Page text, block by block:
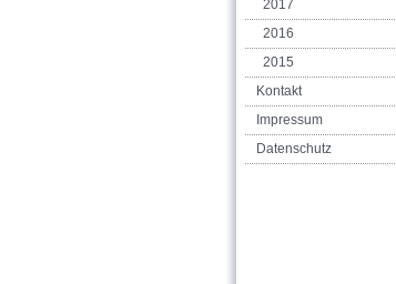
2017
2016
2015
Kontakt
Impressum
Datenschutz